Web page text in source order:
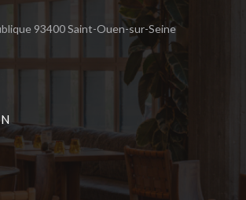
93400 Saint-Ouen-sur-Seine((öffnet ein
ein neues Fenster))
((öffnet ein neues Fenster))